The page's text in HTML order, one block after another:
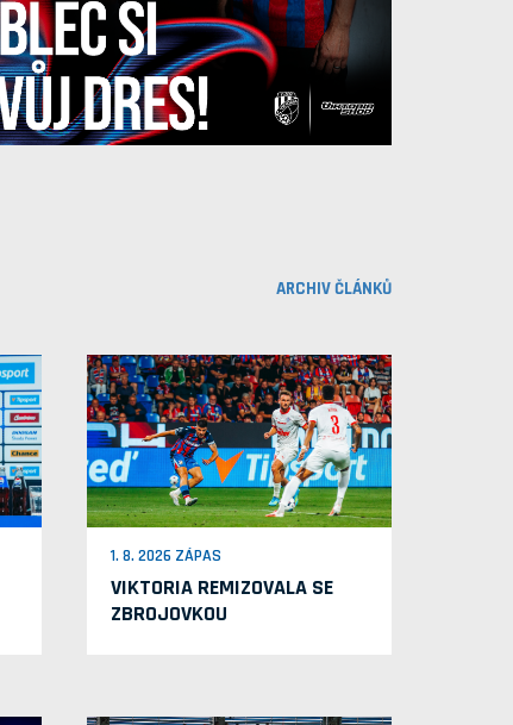
ARCHIV ČLÁNKŮ
1. 8. 2026 ZÁPAS
VIKTORIA REMIZOVALA SE
ZBROJOVKOU